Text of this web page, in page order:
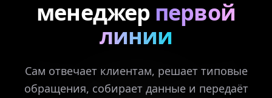
менеджер первой
линии
Сам отвечает клиентам, решает типовые
обращения, собирает данные и передаёт